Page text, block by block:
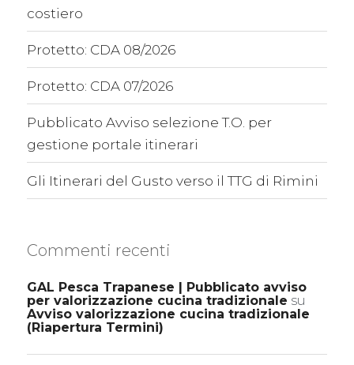
costiero
Protetto: CDA 08/2026
Protetto: CDA 07/2026
Pubblicato Avviso selezione T.O. per
gestione portale itinerari
Gli Itinerari del Gusto verso il TTG di Rimini
Commenti recenti
GAL Pesca Trapanese | Pubblicato avviso
per valorizzazione cucina tradizionale su
Avviso valorizzazione cucina tradizionale
(Riapertura Termini)